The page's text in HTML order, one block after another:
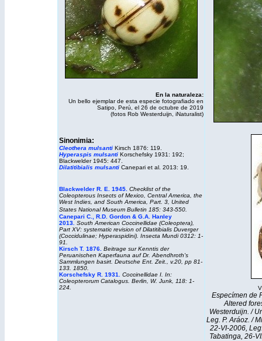
En la naturaleza:
Un bello ejemplar de esta especie fotografiado en
Satipo, Perú, el 26 de octubre de 2019
(fotos Rob Westerduijn, iNaturalist)
Sinonimia:
Cleothera mulsanti Kirsch 1876: 119.
Hyperaspis mulsanti Korschefsky 1931: 192;
Blackwelder 1945: 447.
Dilatitibialis mulsanti Canepari et al. 2013: 19.
Blackwelder R. E. 1945. Checklist of the
Coleopterous Insects of Mexico, Central America, the
West Indies, and South America, Part. 3, United
States National Museum Bulletin 185: 343-550.
Canepari C., R.D. Gordon & G.A. Hanley
2013 South American Coccinellidae (Coleoptera),
Part XV: systematic revision ofDilatitibialis Duverger
(Coccidulinae; Hyperaspidini). Insecta Mundi0312: 1-
91.
Kirsch T. 1876. Beitrage sur Kenntis der
Peruanischen Kaperfauna auf Dr. Abendhroth's
Sammlungen basirt. Deutsche Ent. Zeit., v.20, pp 81-
133. 1850.
Korschefsky R. 1931
Coccinellidae I. In:
Coleopterorum Catalogus. Berlin, W. Junk, 118: 1-
224.
Especímen de
Altered
Westerduijn. /
Leg. P. Aráoz. /
22-VI-2006,
Tabatinga, 26-